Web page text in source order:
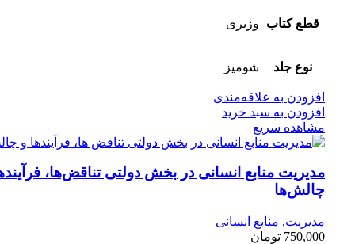
قطع کتاب وزیری
نوع جلد شومیز
افزودن به علاقه‌مندی
افزودن به سبد خرید
مشاهده سریع
مدیریت منابع انسانی در بخش دولتی تناقض‌ها،
چالش‌ها
مدیریت, منابع انسانی
750,000 تومان